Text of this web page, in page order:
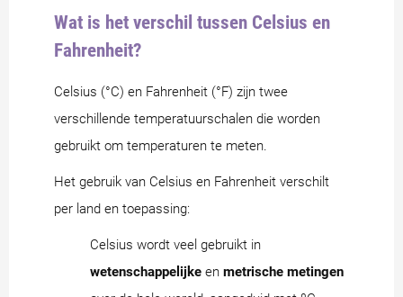
Wat is het verschil tussen Celsius en
Fahrenheit?
Celsius (°C) en Fahrenheit (°F) zijn twee
verschillende temperatuurschalen die worden
gebruikt om temperaturen te meten.
Het gebruik van Celsius en Fahrenheit verschilt
per land en toepassing:
Celsius wordt veel gebruikt in
wetenschappelijke en metrische metingen